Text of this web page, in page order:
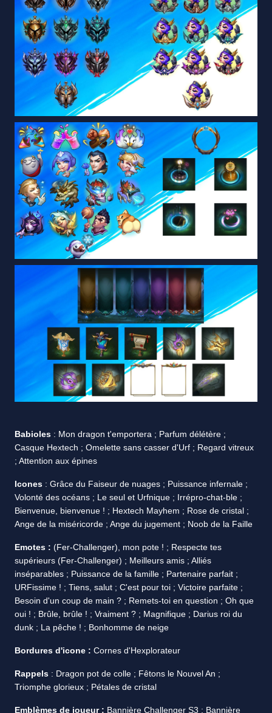
Babioles : Mon dragon t'emportera ; Parfum délétère ;
Casque Hextech ; Omelette sans casser d'Urf ; Regard vitreux
; Attention aux épines
Icones : Grâce du Faiseur de nuages ; Puissance infernale ;
Volonté des océans ; Le seul et Urfnique ; Irrépro-chat-ble ;
Bienvenue, bienvenue ! ; Hextech Mayhem ; Rose de cristal ;
Ange de la miséricorde ; Ange du jugement ; Noob de la Faille
Emotes : (Fer-Challenger), mon pote ! ; Respecte tes
supérieurs (Fer-Challenger) ; Meilleurs amis ; Alliés
inséparables ; Puissance de la famille ; Partenaire parfait ;
URFissime ! ; Tiens, salut ; C'est pour toi ; Victoire parfaite ;
Besoin d'un coup de main ? ; Remets-toi en question ; Oh que
oui ! ; Brûle, brûle ! ; Vraiment ? ; Magnifique ; Darius roi du
dunk ; La pêche ! ; Bonhomme de neige
Bordures d'icone : Cornes d'Hexplorateur
Rappels : Dragon pot de colle ; Fêtons le Nouvel An ;
Triomphe glorieux ; Pétales de cristal
Emblèmes de joueur : Bannière Challenger S3 ; Bannière